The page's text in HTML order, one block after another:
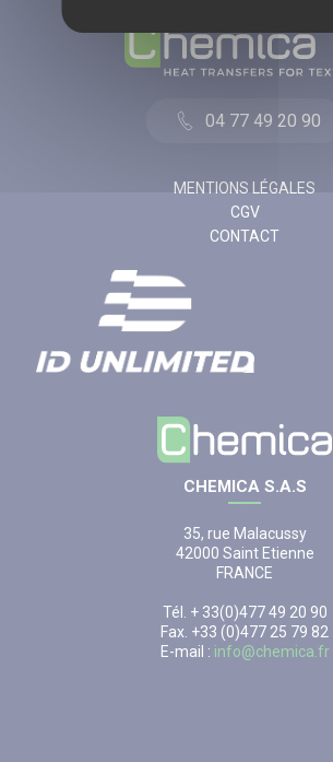
04 77 49 20 90
MENTIONS LÉGALES
CGV
CONTACT
CHEMICA S.A.S
35, rue Malacussy
42000 Saint Etienne
FRANCE
Tél. + 33(0)477 49 20 90
Fax. +33 (0)477 25 79 82
E-mail : info@chemica.fr